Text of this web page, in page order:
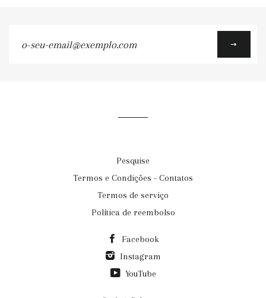
Pesquise
Termos e Condições - Contatos
Termos de serviço
Política de reembolso
Facebook
Instagram
YouTube